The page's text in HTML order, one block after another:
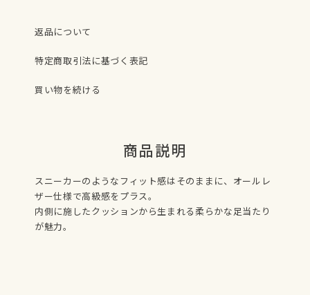
返品について
特定商取引法に基づく表記
買い物を続ける
商品説明
スニーカーのようなフィット感はそのままに、オールレ
ザー仕様で高級感をプラス。
内側に施したクッションから生まれる柔らかな足当たり
が魅力。